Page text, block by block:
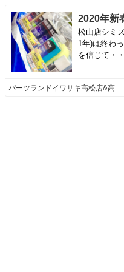
松山店シミ
1年)は終わ
を信じて・
パーツランドイワサキ高松店&高知店&松山店